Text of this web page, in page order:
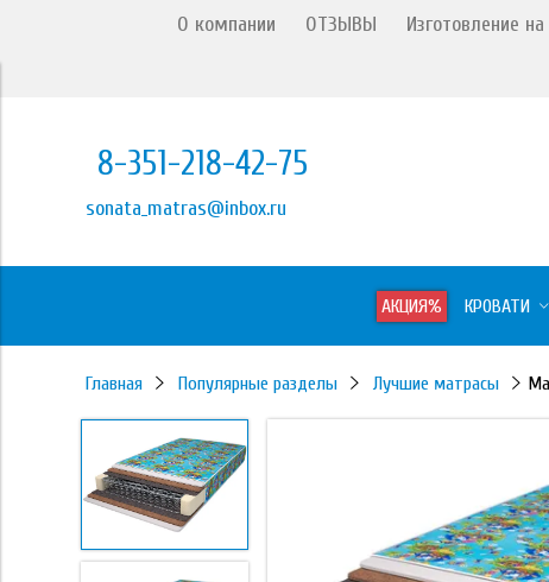
О компании ОТЗЫВЫ Изготовление на
8-351-218-42-75
sonata_matras@inbox.ru
АКЦИЯ% КРОВАТИ
Главная Популярные разделы Лучшие матрасы